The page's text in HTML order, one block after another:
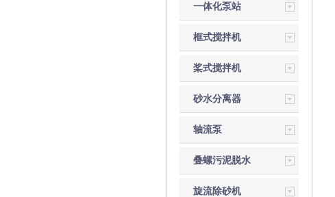
一体化泵站
框式搅拌机
桨式搅拌机
砂水分离器
轴流泵
叠螺污泥脱水
机
旋流除砂机